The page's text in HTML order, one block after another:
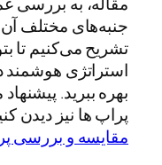
جنبه‌های مختلف آن
تشریح می‌کنیم تا
استراتژی هوشمند
بهره ببرید.
پراپ ها نیز دیدن
مقایسه و بررسی